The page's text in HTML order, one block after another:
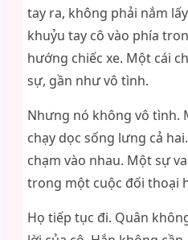
tay ra, không phải nắm
khuỷu tay cô vào phía
hướng chiếc xe. Một cái
sự, gần như vô tình.
Nhưng nó không vô tình.
chạy dọc sống lưng cả
chạm vào nhau. Một sự
trong một cuộc đối thoại
Họ tiếp tục đi. Quân